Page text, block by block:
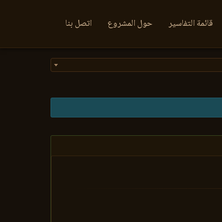
قائمة التفاسير حول المشروع اتصل بنا